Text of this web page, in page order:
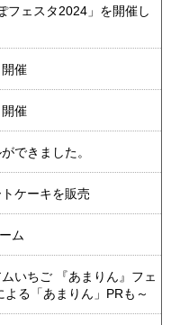
フェスタ2024」を開催し
催
催
できました。
ケーキを販売
ム
いちご 『あまりん』フェ
る「あまりん」PRも～